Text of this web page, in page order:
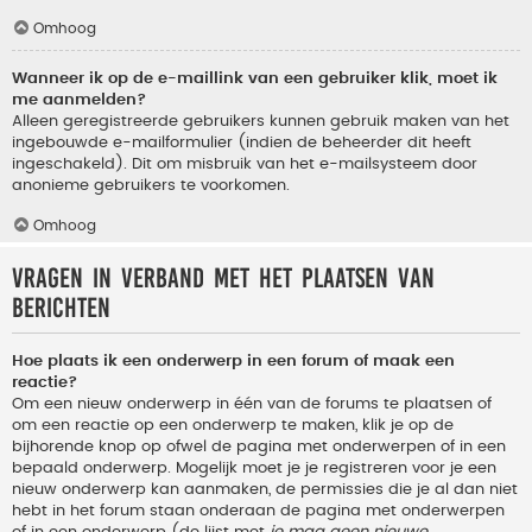
Omhoog
Wanneer ik op de e-maillink van een gebruiker klik, moet ik
me aanmelden?
Alleen geregistreerde gebruikers kunnen gebruik maken van het
ingebouwde e-mailformulier (indien de beheerder dit heeft
ingeschakeld). Dit om misbruik van het e-mailsysteem door
anonieme gebruikers te voorkomen.
Omhoog
Vragen in verband met het plaatsen van
berichten
Hoe plaats ik een onderwerp in een forum of maak een
reactie?
Om een nieuw onderwerp in één van de forums te plaatsen of
om een reactie op een onderwerp te maken, klik je op de
bijhorende knop op ofwel de pagina met onderwerpen of in een
bepaald onderwerp. Mogelijk moet je je registreren voor je een
nieuw onderwerp kan aanmaken, de permissies die je al dan niet
hebt in het forum staan onderaan de pagina met onderwerpen